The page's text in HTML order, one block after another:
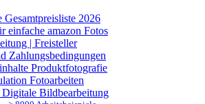
Gesamtpreisliste 2026
einfache amazon Fotos
| Freisteller
Zahlungsbedingungen
Produktfotografie
Fotoarbeiten
Bildbearbeitung